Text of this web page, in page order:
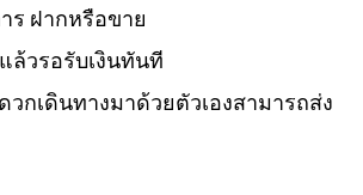
ร ฝากหรือขาย
ล้วรอรับเงินทันที
กเดินทางมาด้วยตัวเองสามารถส่ง